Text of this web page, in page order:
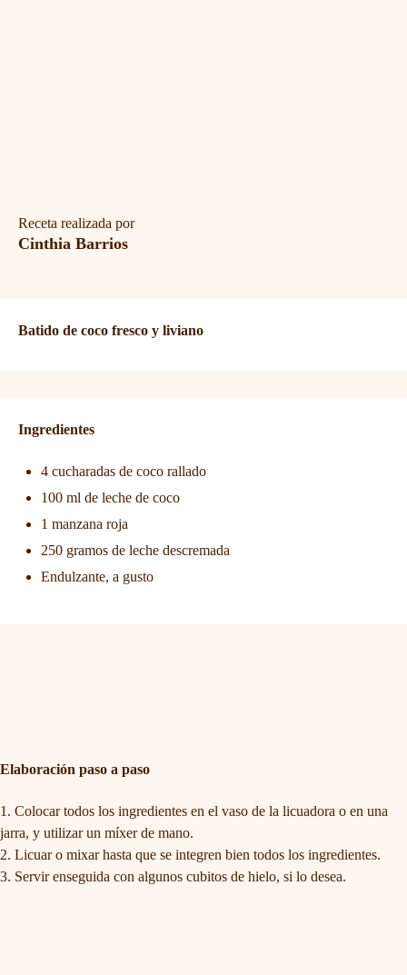
Receta realizada por
Cinthia Barrios
Batido de coco fresco y liviano
Ingredientes
4 cucharadas de coco rallado
100 ml de leche de coco
1 manzana roja
250 gramos de leche descremada
Endulzante, a gusto
Elaboración paso a paso
Colocar todos los ingredientes en el vaso de la licuadora o en una
jarra, y utilizar un míxer de mano.
Licuar o mixar hasta que se integren bien todos los ingredientes.
Servir enseguida con algunos cubitos de hielo, si lo desea.